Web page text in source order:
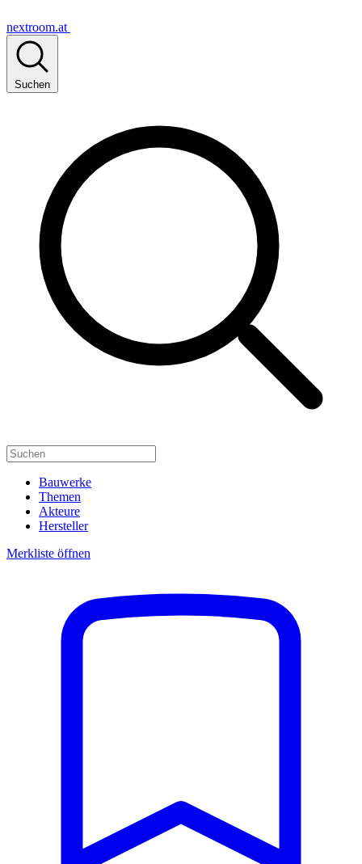
nextroom.at
Suchen
Bauwerke
Themen
Akteure
Hersteller
Merkliste öffnen